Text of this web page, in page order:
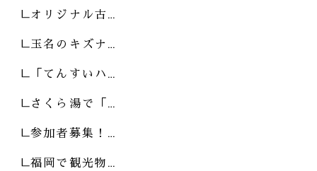
オリジナル古…
玉名のキズナ…
「てんすいハ…
さくら湯で「…
参加者募集！…
福岡で観光物…